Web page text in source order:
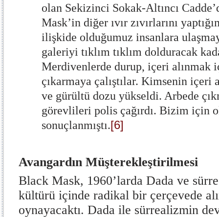
olan Sekizinci Sokak-Altıncı
Mask’in diğer ıvır zıvırlarını
ilişkide olduğumuz insanlara
galeriyi tıklım tıklım dolduracak
Merdivenlerde durup, içeri alınmak
çıkarmaya çalıştılar. Kimsenin içeri
ve gürültü dozu yükseldi. Arbede
görevlileri polis çağırdı. Bizim için
sonuçlanmıştı.[6]
Avangardın Müşterekleştirilmesi
Black Mask, 1960’larda Dada ve
kültürü içinde radikal bir çerçevede
oynayacaktı. Dada ile sürrealizmin